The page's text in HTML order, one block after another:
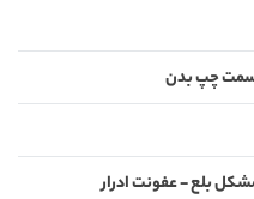
سمت چپ بدن
بلع - عفونت ادرار